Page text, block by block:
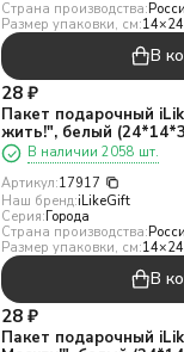
Страна производства:
Размер упаковки, см:
В
28 ₽
Пакет подарочный
жить!", белый
В наличии 2058 шт.
Артикул:17917
Наш бренд:iLikeGift
Серия:Города
Страна производства:
Размер упаковки, см:
В
28 ₽
Пакет подарочный